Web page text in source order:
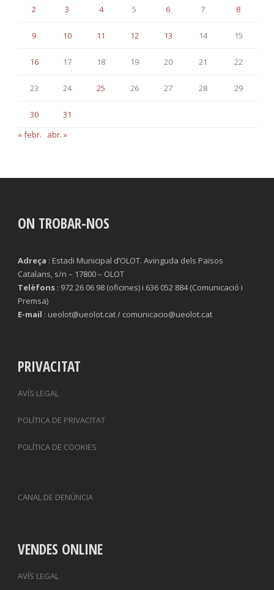
2 3 4 5 6 7 8
9 10 11 12 13 14 15
16 17 18 19 20 21 22
23 24 25 26 27 28 29
30
31
« febr.
abr. »
ON TROBAR-NOS
Adreça : Estadi Municipal d’OLOT. Avinguda dels Països
Catalans, s/n – 17800 – OLOT
Telèfons : 972 26 06 98 (oficines) i 636 052 884 (Comunicació i
Premsa)
E-mail : ueolot@ueolot.cat / comunicacio@ueolot.cat
PRIVACITAT
AVÍS LEGAL
POLÍTICA DE PRIVACITAT
POLÍTICA DE COOKIES
CANAL DE DENÚNCIA
VENDES ONLINE
AVÍS LEGAL